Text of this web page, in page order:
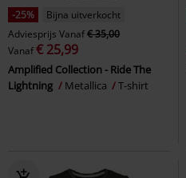
-25%
Bijna uitverkocht
Adviesprijs Vanaf€ 35,00
Vanaf€ 25,99
Amplified Collection - Ride The
Lightning
Metallica T-shirt